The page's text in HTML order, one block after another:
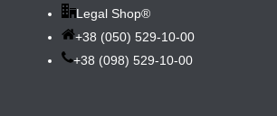
Legal Shop®
+38 (050) 529-10-00
+38 (098) 529-10-00